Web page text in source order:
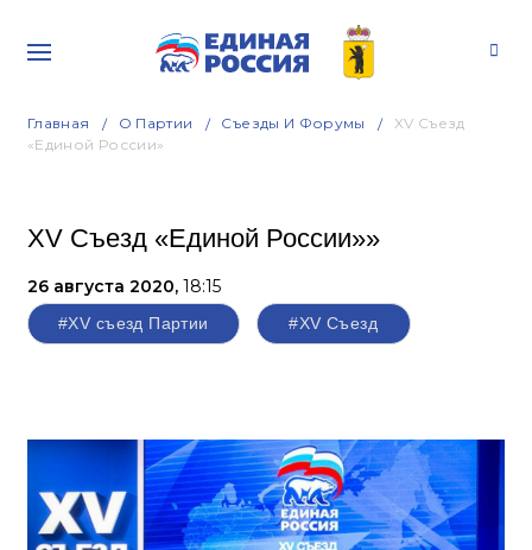
Главная О Партии Съезды И Форумы
XV Съезд
«Единой России»
XV Съезд «Единой России»»
26 августа 2020, 18:15
#XV съезд Партии #XV Съезд